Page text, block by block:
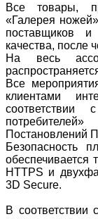
Все товары,
«Галерея
поставщиков
качества, после
На весь
Все
клиентами
Постановлений
Безопасность
обеспечивается
HTTPS и
3D Secure.
В